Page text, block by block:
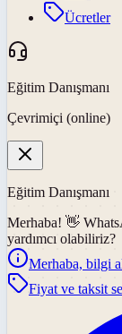
Ücretler
Eğitim Danışmanı
Çevrimiçi (online)
Eğitim Danışmanı
Merhaba! 👋
yardımcı olabiliriz?
Merhaba, bilgi
Fiyat ve taksit